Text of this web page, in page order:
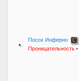
Посох Инферно
Проницательность •